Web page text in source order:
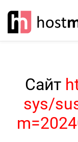
Сайт
sys/